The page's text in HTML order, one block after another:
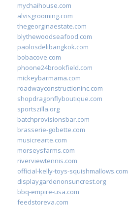
mychaihouse.com
alvisgrooming.com
thegeorginaestate.com
blythewoodseafood.com
paolosdelibangkok.com
bobacove.com
phoone24brookfield.com
mickeybarmama.com
roadwayconstructioninc.com
shopdragonflyboutique.com
sportszilla.org
batchprovisionsbar.com
brasserie-gobette.com
musicrearte.com
morseysfarms.com
riverviewtennis.com
official-kelly-toys-squishmallows.com
displaygardenonsuncrest.org
bbq-empire-usa.com
feedstoreva.com